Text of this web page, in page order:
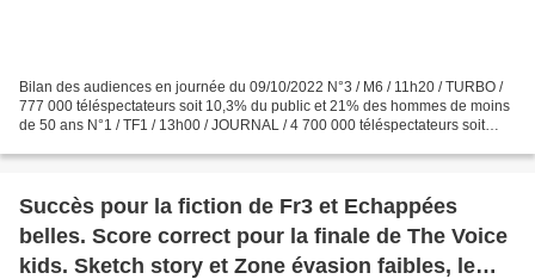
Bilan des audiences en journée du 09/10/2022 N°3 / M6 / 11h20 / TURBO /
777 000 téléspectateurs soit 10,3% du public et 21% des hommes de moins
de 50 ans N°1 / TF1 / 13h00 / JOURNAL / 4 700 000 téléspectateurs soit
Succès pour la fiction de Fr3 et Echappées
belles. Score correct pour la finale de The Voice
kids. Sketch story et Zone évasion faibles, le